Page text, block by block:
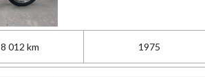
8 012 km 1975